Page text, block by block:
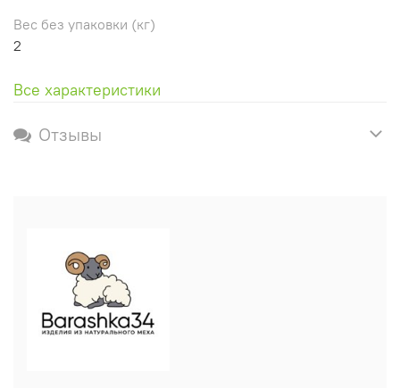
Вес без упаковки (кг)
2
Все характеристики
Отзывы